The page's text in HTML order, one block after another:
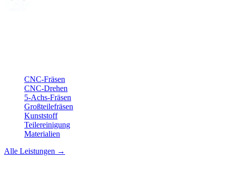
CNC-Fräsen
CNC-Drehen
5-Achs-Fräsen
Großteilefräsen
Kunststoff
Teilereinigung
Materialien
Alle Leistungen →